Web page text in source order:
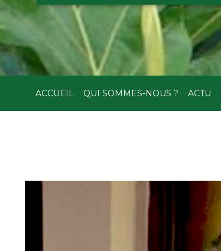
ACCUEIL QUI SOMMES-NOUS ? ACTU